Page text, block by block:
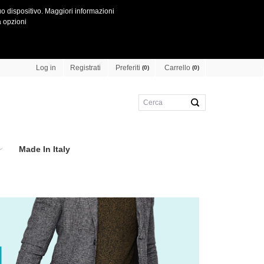
dispositivo. Maggiori informazioni
opzioni
Preferiti (0) Carrello (0)
Log in Registrati
Made In Italy